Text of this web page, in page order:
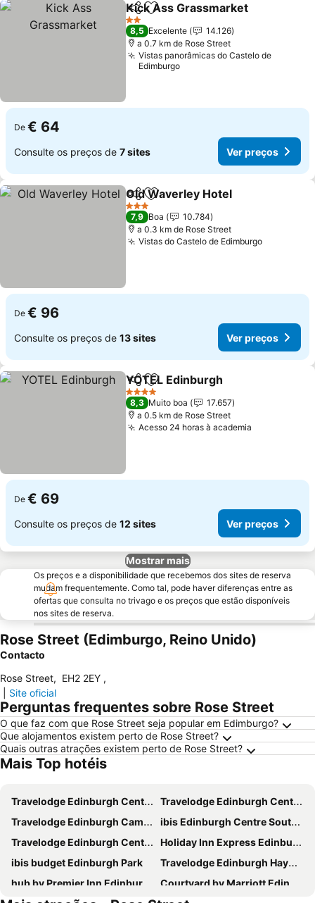
PartilharAdicionar aos favoritos
Kick Ass Grassmarket
2 Estrelas
8,5 Excelente
14.126
a 0.7 km de Rose Street
Vistas panorâmicas do Castelo de
Edimburgo
De € 64
Consulte os preços de 7 sites Ver preços
PartilharAdicionar aos favoritos
Old Waverley Hotel
3 Estrelas
7,9 Boa
10.784
a 0.3 km de Rose Street
Vistas do Castelo de Edimburgo
De € 96
Consulte os preços de 13 sites Ver preços
PartilharAdicionar aos favoritos
YOTEL Edinburgh
4 Estrelas
8,3 Muito boa
17.657
a 0.5 km de Rose Street
Acesso 24 horas à academia
De € 69
Consulte os preços de 12 sites Ver preços
Mostrar mais
Os preços e a disponibilidade que recebemos dos sites de reserva
mudam frequentemente. Como tal, pode haver diferenças entre as
ofertas que consulta no trivago e os preços que estão disponíveis
nos sites de reserva.
Rose Street (Edimburgo, Reino Unido)
Contacto
Rose Street, EH2 2EY ,
Site oficial
Perguntas frequentes sobre Rose Street
O que faz com que Rose Street seja popular em Edimburgo?
Que alojamentos existem perto de Rose Street?
Quais outras atrações existem perto de Rose Street?
Mais Top hotéis
Travelodge Edinburgh Central Waterloo Place
Travelodge Edinburgh Central
Travelodge Edinburgh Cameron Toll
ibis Edinburgh Centre South Bridge - Royal Mile
Travelodge Edinburgh Central Queen Street
Holiday Inn Express Edinburgh - Leith Waterfront by IHG
ibis budget Edinburgh Park
Travelodge Edinburgh Haymarket
hub by Premier Inn Edinburgh Royal Mile hotel
Courtyard by Marriott Edinburgh West